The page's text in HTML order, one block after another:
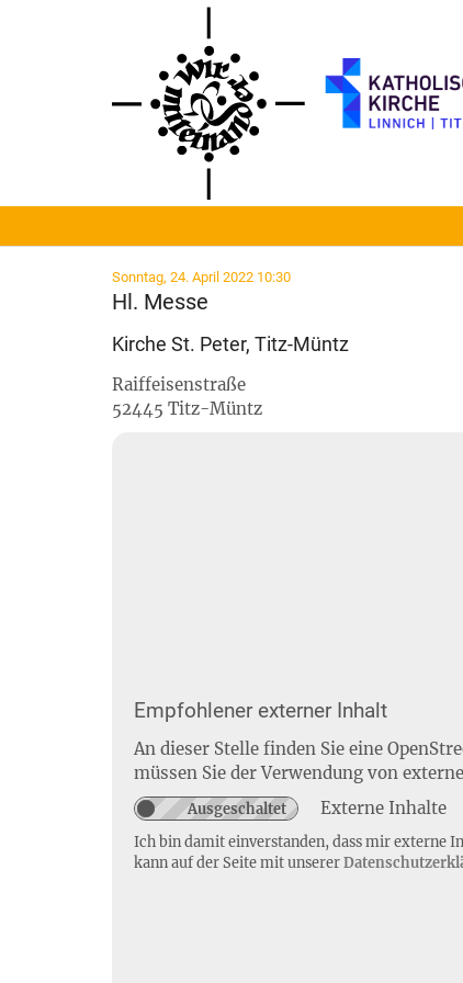
Sonntag, 24. April 2022 10:30:
Hl. Messe
Kirche St. Peter, Titz-Müntz
Raiffeisenstraße
52445 Titz-Müntz
Empfohlener externer Inhalt
An dieser Stelle finden Sie eine
müssen Sie der Verwendung von
Externe Inhalte
Ich bin damit einverstanden, dass mir externe
kann auf der Seite mit unserer